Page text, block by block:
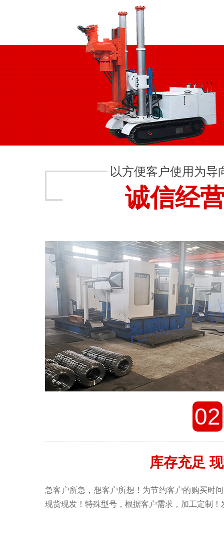
以方便客户使用为导
诚信经
02
库存充足
急客户所急，想客户所想！为节约客户的购买时
现货现发！特殊型号，根据客户需求，加工定制！